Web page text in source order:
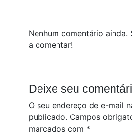
Nenhum comentário ainda.
a comentar!
Deixe seu
O seu endereço de e-mail
publicado. Campos
marcados com *